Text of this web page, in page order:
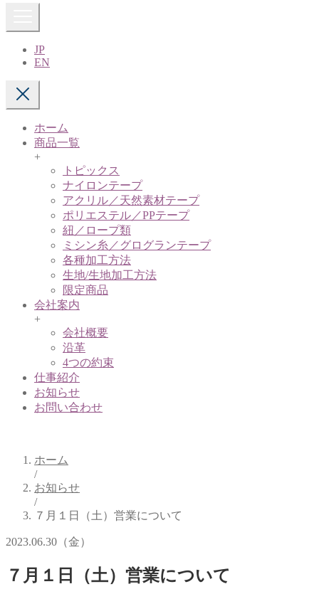
JP
EN
ホーム
商品一覧
+
トピックス
ナイロンテープ
アクリル／天然素材テープ
ポリエステル／PPテープ
紐／ロープ類
ミシン糸／グログランテープ
各種加工方法
生地/生地加工方法
限定商品
会社案内
+
会社概要
沿革
4つの約束
仕事紹介
お知らせ
お問い合わせ
ホーム
/
お知らせ
/
７月１日（土）営業について
2023.06.30（金）
７月１日（土）営業について